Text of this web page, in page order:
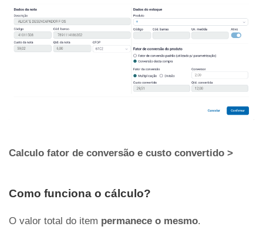
Calculo fator de conversão e custo convertido >
Como funciona o cálculo?
O valor total do item permanece o mesmo.